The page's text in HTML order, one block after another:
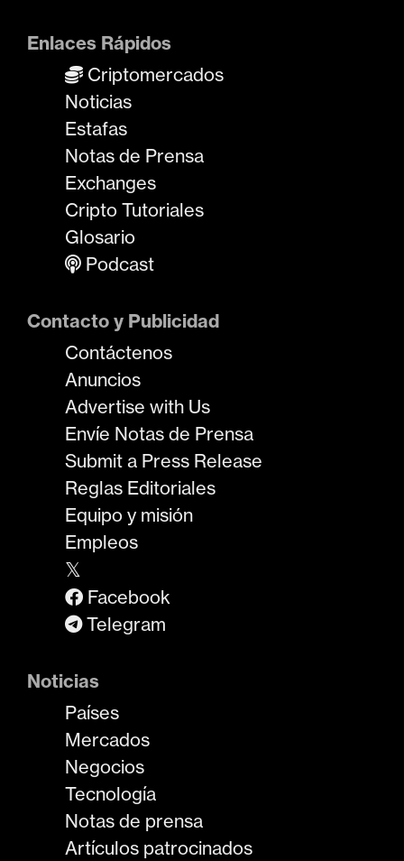
Enlaces Rápidos
Criptomercados
Noticias
Estafas
Notas de Prensa
Exchanges
Cripto Tutoriales
Glosario
Podcast
Contacto y Publicidad
Contáctenos
Anuncios
Advertise with Us
Envíe Notas de Prensa
Submit a Press Release
Reglas Editoriales
Equipo y misión
Empleos
𝕏
Facebook
Telegram
Noticias
Países
Mercados
Negocios
Tecnología
Notas de prensa
Artículos patrocinados